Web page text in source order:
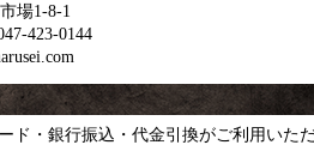
場1-8-1
423-0144
ド・銀行振込・代金引換がご利用いた